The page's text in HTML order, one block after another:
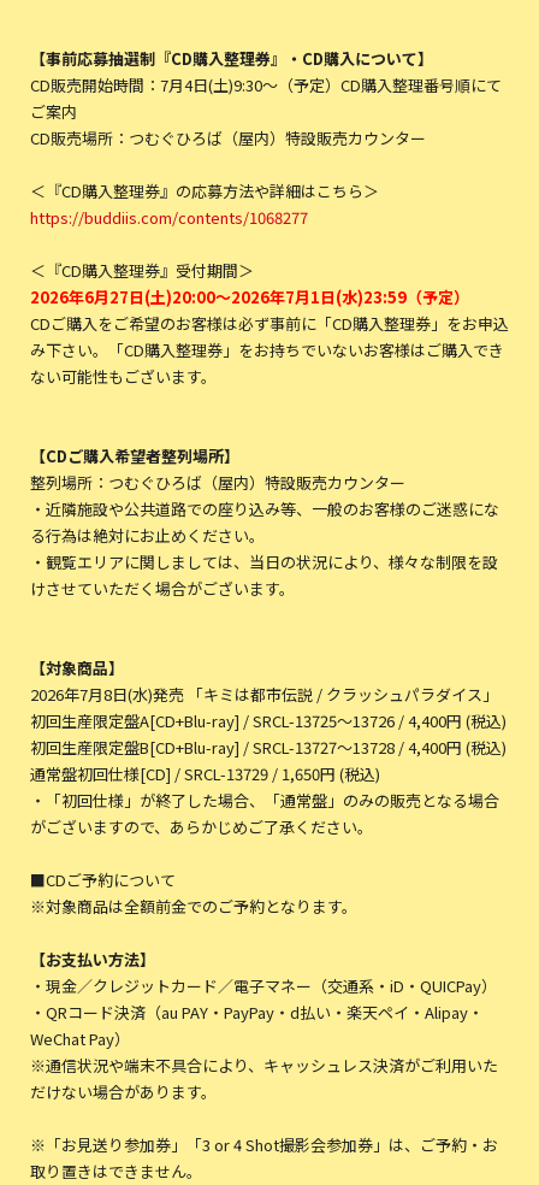
【事前応募抽選制『CD購入整理券』・CD購入について】
CD販売開始時間：7月4日(土)9:30〜（予定）CD購入整理番号順にて
ご案内
CD販売場所：つむぐひろば（屋内）特設販売カウンター
＜『CD購入整理券』の応募方法や詳細はこちら＞
https://buddiis.com/contents/1068277
＜『CD購入整理券』受付期間＞
2026年6月27日(土)20:00～2026年7月1日(水)23:59（予定）
CDご購入をご希望のお客様は必ず事前に「CD購入整理券」をお申込
み下さい。「CD購入整理券」をお持ちでいないお客様はご購入でき
ない可能性もございます。
【CDご購入希望者整列場所】
整列場所：つむぐひろば（屋内）特設販売カウンター
・近隣施設や公共道路での座り込み等、一般のお客様のご迷惑にな
る行為は絶対にお止めください。
・観覧エリアに関しましては、当日の状況により、様々な制限を設
けさせていただく場合がございます。
【対象商品】
2026年7月8日(水)発売 「キミは都市伝説 / クラッシュパラダイス」
初回生産限定盤A[CD+Blu-ray] / SRCL-13725〜13726 / 4,400円 (税込)
初回生産限定盤B[CD+Blu-ray] / SRCL-13727〜13728 / 4,400円 (税込)
通常盤初回仕様[CD] / SRCL-13729 / 1,650円 (税込)
・「初回仕様」が終了した場合、「通常盤」のみの販売となる場合
がございますので、あらかじめご了承ください。
■CDご予約について
※対象商品は全額前金でのご予約となります。
【お支払い方法】
・現金／クレジットカード／電子マネー（交通系・iD・QUICPay）
・QRコード決済（au PAY・PayPay・d払い・楽天ペイ・Alipay・
WeChat Pay）
※通信状況や端末不具合により、キャッシュレス決済がご利用いた
だけない場合があります。
※「お見送り参加券」「3 or 4 Shot撮影会参加券」は、ご予約・お
取り置きはできません。